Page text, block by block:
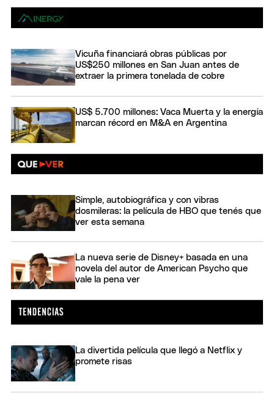
Vicuña financiará obras públicas por
US$250 millones en San Juan antes de
extraer la primera tonelada de cobre
US$ 5.700 millones: Vaca Muerta y la energía
marcan récord en M&A en Argentina
Simple, autobiográfica y con vibras
dosmileras: la película de HBO que tenés que
ver esta semana
La nueva serie de Disney+ basada en una
novela del autor de American Psycho que
vale la pena ver
La divertida película que llegó a Netflix y
promete risas